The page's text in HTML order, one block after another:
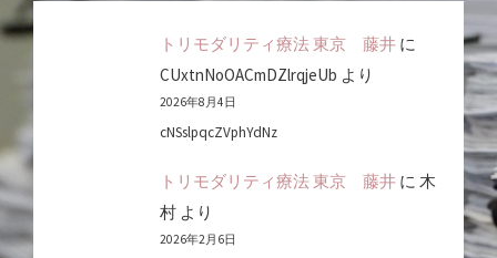
トリモダリティ療法 東京 藤井に
CUxtnNoOACmDZlrqjeUb より
2026年8月4日
cNSslpqcZVphYdNz
トリモダリティ療法 東京 藤井に 木
村より
2026年2月6日